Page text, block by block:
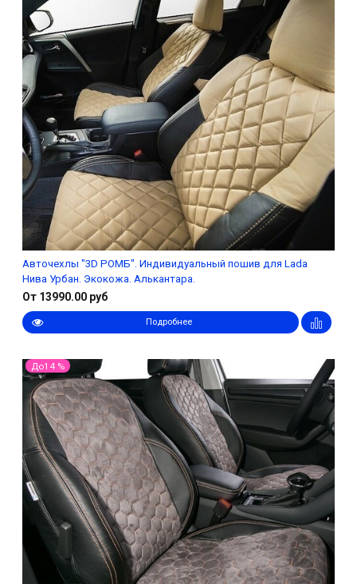
Авточехлы "3D РОМБ". Индивидуальный пошив для Lada
Нива Урбан. Экокожа. Алькантара.
От 13990.00 руб
Подробнее
До14 %